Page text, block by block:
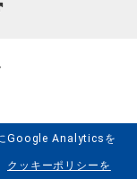
Google Analyticsを
クッキーポリシーを